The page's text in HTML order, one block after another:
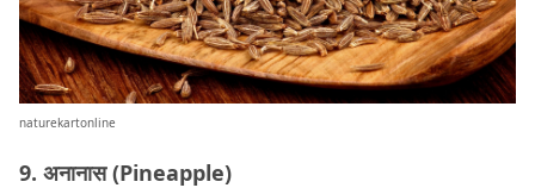
naturekartonline
9. अनानास (Pineapple)